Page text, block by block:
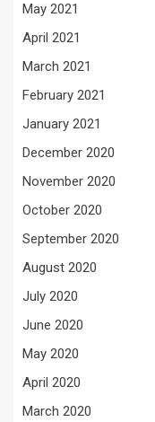
May 2021
April 2021
March 2021
February 2021
January 2021
December 2020
November 2020
October 2020
September 2020
August 2020
July 2020
June 2020
May 2020
April 2020
March 2020